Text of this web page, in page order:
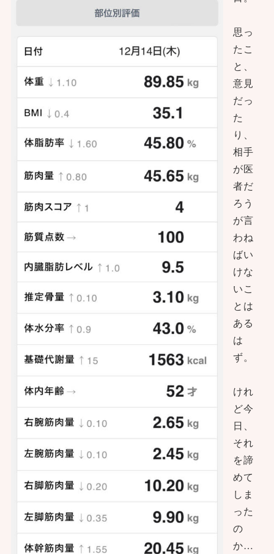
思っ
たこ
と、
意見
だっ
た
り、
相手
が医
者だ
ろう
が言
わね
ばい
けな
いこ
とは
ある
は
ず。
けれ
ど今
日、
それ
を諦
めて
しま
った
の
か…